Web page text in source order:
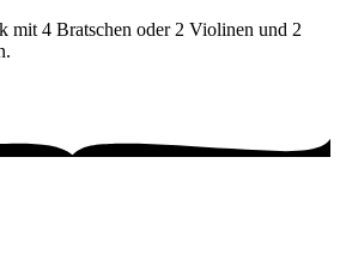
mit 4 Bratschen oder 2 Violinen und 2